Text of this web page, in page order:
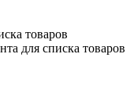
товаров
для списка товаров